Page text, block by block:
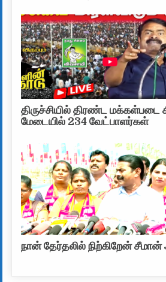
திருச்சியில் திரண்ட மக்கள்படை
மேடையில் 234 வேட்பாளர்கள்
நான் தேர்தலில் நிற்கிறேன் சீமான்